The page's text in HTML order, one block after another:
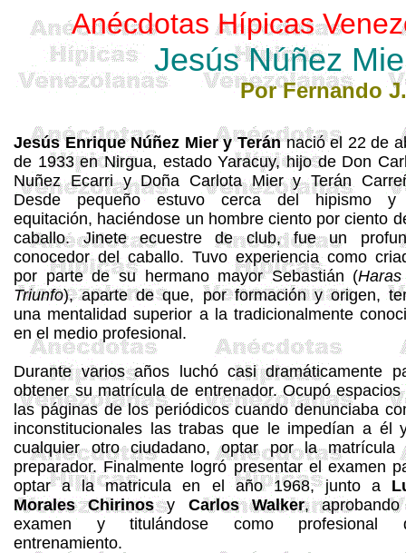
Anécdotas Hípicas
Jesús Núñez
Por Fernando
Jesús Enrique Núñez Mier y Teránnació el 22 de
de 1933 enNirgua, estado Yaracuy, hijo de Don
Nuñez Ecarriy Doña Carlota Mier y Terán
Desde pequeño estuvo cerca del hipismo
equitación, haciéndose un hombre ciento por ciento
caballo. Jinete ecuestre de club, fue un
conocedor del caballo. Tuvo experiencia como
por parte de su hermano mayor Sebastián (
Triunfo), aparte de que, por formación y origen,
una mentalidad superior a la tradicionalmente
en el medio profesional.
Durante varios años luchó casi dramáticamente
obtener su matrícula de entrenador. Ocupó espacios
las páginas de los periódicos cuando denunciaba
inconstitucionales las trabas que le impedían a él
cualquier otro ciudadano, optar por la matrícula
preparador. Finalmente logró presentar el examen
optar a la matricula en el año 1968, junto a
Morales Chirinosy Carlos Walker,
examen y titulándose como profesional
entrenamiento.